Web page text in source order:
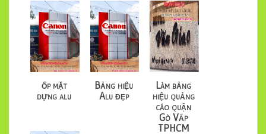
ốp mặt
dựng alu
Bảng hiệu
Alu đẹp
Làm bảng
hiệu quảng
cáo quận
Gò Vấp
TPHCM